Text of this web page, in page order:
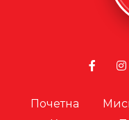
Почетна